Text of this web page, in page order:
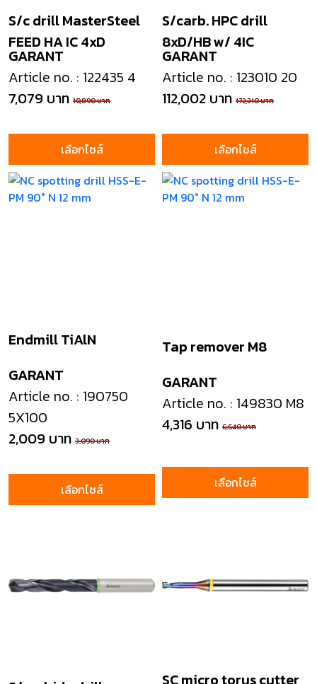
GARANT
S/c drill MasterSteel
FEED HA IC 4xD
Article no. : 122435 4
7,079 บาท 10,890 บาท
เลือกไซส์
GARANT
S/carb. HPC drill
8xD/HB w/ 4IC
Article no. : 123010 20
112,002 บาท 172,310 บาท
เลือกไซส์
GARANT
Endmill TiAlN
Article no. : 190750
5X100
2,009 บาท 3,090 บาท
เลือกไซส์
GARANT
Tap remover M8
Article no. : 149830 M8
4,316 บาท 6,640 บาท
เลือกไซส์
SC micro torus cutter